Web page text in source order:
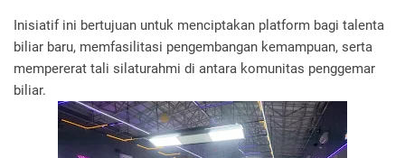
Inisiatif ini bertujuan untuk menciptakan platform bagi talenta
biliar baru, memfasilitasi pengembangan kemampuan, serta
mempererat tali silaturahmi di antara komunitas penggemar
biliar.